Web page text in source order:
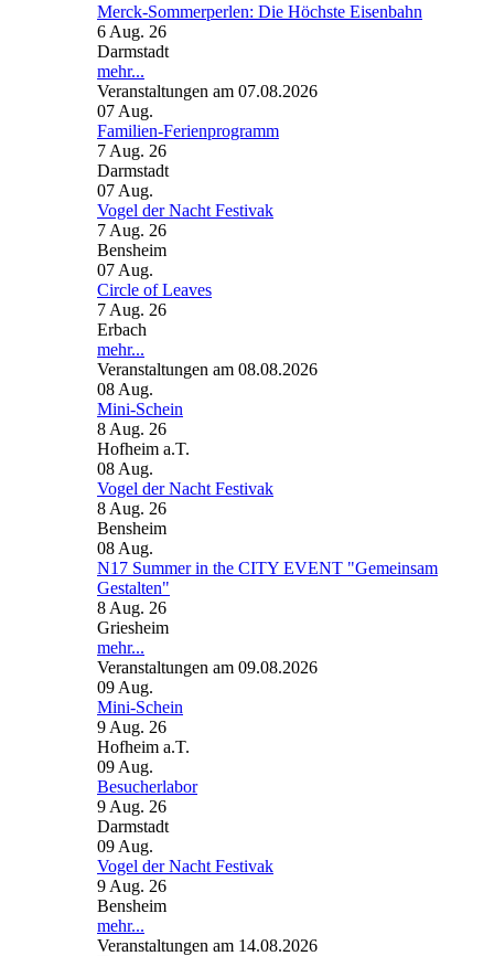
Merck-Sommerperlen: Die Höchste Eisenbahn
6 Aug. 26
Darmstadt
mehr...
Veranstaltungen am 07.08.2026
07 Aug.
Familien-Ferienprogramm
7 Aug. 26
Darmstadt
07 Aug.
Vogel der Nacht Festivak
7 Aug. 26
Bensheim
07 Aug.
Circle of Leaves
7 Aug. 26
Erbach
mehr...
Veranstaltungen am 08.08.2026
08 Aug.
Mini-Schein
8 Aug. 26
Hofheim a.T.
08 Aug.
Vogel der Nacht Festivak
8 Aug. 26
Bensheim
08 Aug.
N17 Summer in the CITY EVENT "Gemeinsam
Gestalten"
8 Aug. 26
Griesheim
mehr...
Veranstaltungen am 09.08.2026
09 Aug.
Mini-Schein
9 Aug. 26
Hofheim a.T.
09 Aug.
Besucherlabor
9 Aug. 26
Darmstadt
09 Aug.
Vogel der Nacht Festivak
9 Aug. 26
Bensheim
mehr...
Veranstaltungen am 14.08.2026